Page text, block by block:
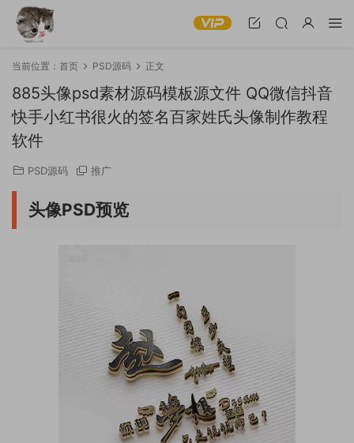
当前位置： 首页 PSD源码 正文
885头像psd素材源码模板源文件 QQ微信抖音
快手小红书很火的签名百家姓氏头像制作教程
软件
PSD源码 推广
头像PSD预览